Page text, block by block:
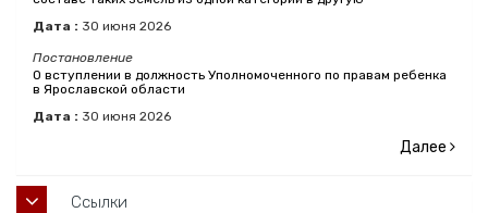
Дата : 30 июня 2026
Постановление
О вступлении в должность Уполномоченного по правам ребенка
в Ярославской области
Дата : 30 июня 2026
Далее
Ссылки